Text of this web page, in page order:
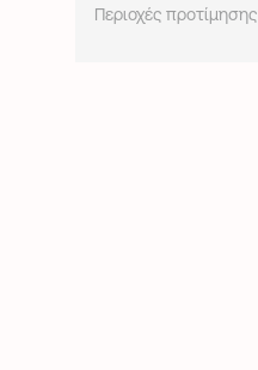
Περιοχές προτίμησης